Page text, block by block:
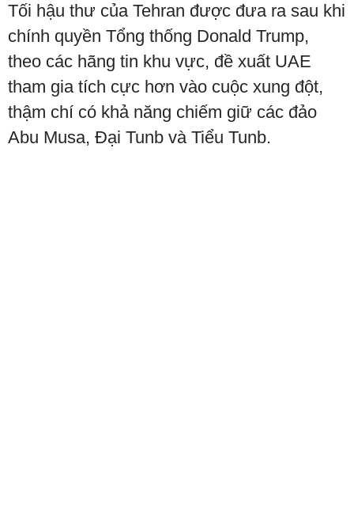
Tối hậu thư của Tehran được đưa ra sau khi
chính quyền Tổng thống Donald Trump,
theo các hãng tin khu vực, đề xuất UAE
tham gia tích cực hơn vào cuộc xung đột,
thậm chí có khả năng chiếm giữ các đảo
Abu Musa, Đại Tunb và Tiểu Tunb.